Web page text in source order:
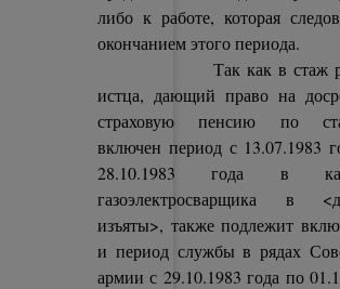
либо к работе, которая
окончанием этого периода.
Так как в стаж
истца, дающий право на
страховую пенсию по
включен период с 13.07.1983
28.10.1983 года в
газоэлектросварщика в
изъяты>, также подлежит
и период службы в рядах
армии с 29.10.1983 года по